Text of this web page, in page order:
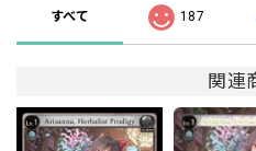
すべて 187
関連